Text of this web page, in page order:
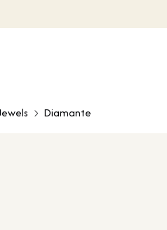
Diamante